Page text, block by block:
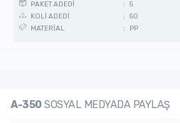
PAKET ADEDİ
: 5
KOLİ ADEDİ
: 50
MATERİAL
: PP
A-350 SOSYAL MEDYADA PAYLAŞ